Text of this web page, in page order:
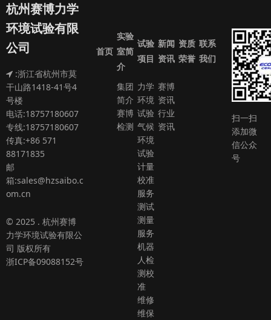
杭州赛博力学
环境试验有限
公司
:浙江省杭州市莫
干山路1418-41号4
号楼
电话:18757180607
专线:18757180607
传真:+86 571
88171835
邮
箱:sales@hzsaibo.c
om.cn
© 2025 . 杭州赛博
力学环境试验有限公
司 版权所有
浙ICP备09088152号
首页
实验
室简
介
试验
项目
新闻
资讯
资质
荣誉
联系
我们
集团
简介
赛博
检测
力学
环境
试验
气候
环境
试验
计量
校准
服务
测试
测量
服务
机器
人检
测校
准
维修
维保
赛博
资讯
行业
资讯
扫一扫
添加微
信公众
号